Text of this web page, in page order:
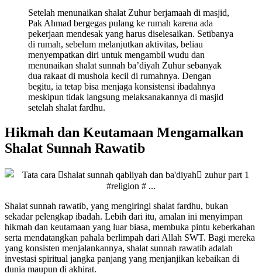
Setelah menunaikan shalat Zuhur berjamaah di masjid,
Pak Ahmad bergegas pulang ke rumah karena ada
pekerjaan mendesak yang harus diselesaikan. Setibanya
di rumah, sebelum melanjutkan aktivitas, beliau
menyempatkan diri untuk mengambil wudu dan
menunaikan shalat sunnah ba’diyah Zuhur sebanyak
dua rakaat di mushola kecil di rumahnya. Dengan
begitu, ia tetap bisa menjaga konsistensi ibadahnya
meskipun tidak langsung melaksanakannya di masjid
setelah shalat fardhu.
Hikmah dan Keutamaan Mengamalkan
Shalat Sunnah Rawatib
Shalat sunnah rawatib, yang mengiringi shalat fardhu, bukan
sekadar pelengkap ibadah. Lebih dari itu, amalan ini menyimpan
hikmah dan keutamaan yang luar biasa, membuka pintu keberkahan
serta mendatangkan pahala berlimpah dari Allah SWT. Bagi mereka
yang konsisten menjalankannya, shalat sunnah rawatib adalah
investasi spiritual jangka panjang yang menjanjikan kebaikan di
dunia maupun di akhirat.